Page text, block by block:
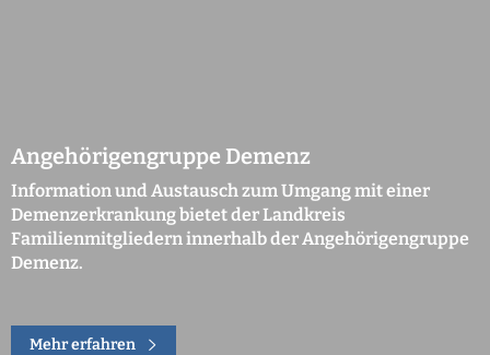
Angehörigengruppe Demenz
Information und Austausch zum Umgang mit einer
Demenzerkrankung bietet der Landkreis
Familienmitgliedern innerhalb der Angehörigengruppe
Demenz.
Mehr erfahren